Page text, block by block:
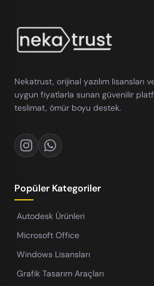
Nekatrust, orijinal yazılım lisansları
uygun fiyatlarla sunan güvenilir
teslimat, ömür boyu destek.
Popüler Kategoriler
Autodesk Ürünleri
Microsoft Office
Windows Lisansları
Grafik Tasarım Araçları